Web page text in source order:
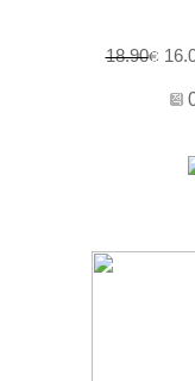
18.90